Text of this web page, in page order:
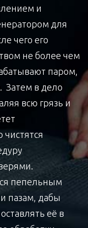
и
для
чего его
не более чем
паром,
Затем в дело
всю грязь и
пепельным
пазам, дабы
её в